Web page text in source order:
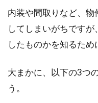
内装や間取りなど、
してしまいがちです
したものかを知るため
大まかに、以下の3つ
う。